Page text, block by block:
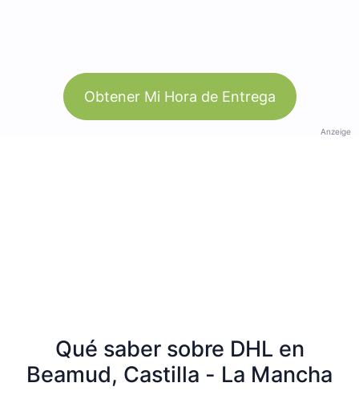
Obtener Mi Hora de Entrega
Anzeige
Qué saber sobre DHL en
Beamud, Castilla - La Mancha